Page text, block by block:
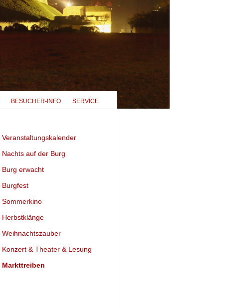
BESUCHER-INFO SERVICE
Veranstaltungskalender
Nachts auf der Burg
Burg erwacht
Burgfest
Sommerkino
Herbstklänge
Weihnachtszauber
Konzert & Theater & Lesung
Markttreiben